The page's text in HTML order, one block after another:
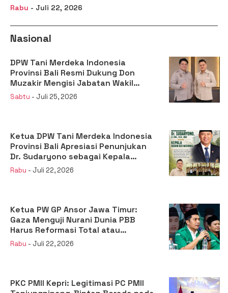
Rabu - Juli 22, 2026
Nasional
DPW Tani Merdeka Indonesia
Provinsi Bali Resmi Dukung Don
Muzakir Mengisi Jabatan Wakil
Menteri Pertanian RI
Sabtu - Juli 25, 2026
Ketua DPW Tani Merdeka Indonesia
Provinsi Bali Apresiasi Penunjukan
Dr. Sudaryono sebagai Kepala
Badan Gizi Nasional
Rabu - Juli 22, 2026
Ketua PW GP Ansor Jawa Timur:
Gaza Menguji Nurani Dunia PBB
Harus Reformasi Total atau
Kehilangan Legitimasi
Rabu - Juli 22, 2026
PKC PMII Kepri: Legitimasi PC PMII